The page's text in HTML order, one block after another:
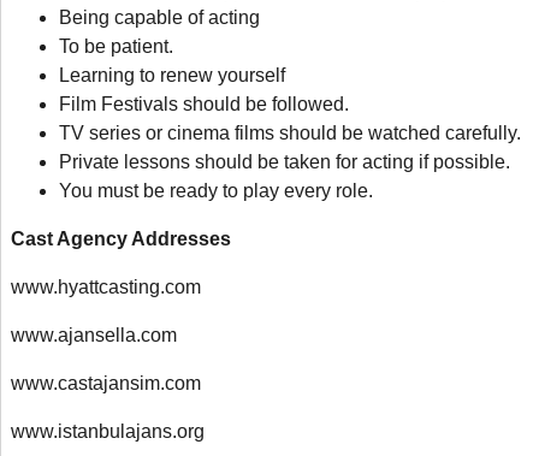
Being capable of acting
To be patient.
Learning to renew yourself
Film Festivals should be followed.
TV series or cinema films should be watched carefully.
Private lessons should be taken for acting if possible.
You must be ready to play every role.
Cast Agency Addresses
www.hyattcasting.com
www.ajansella.com
www.castajansim.com
www.istanbulajans.org